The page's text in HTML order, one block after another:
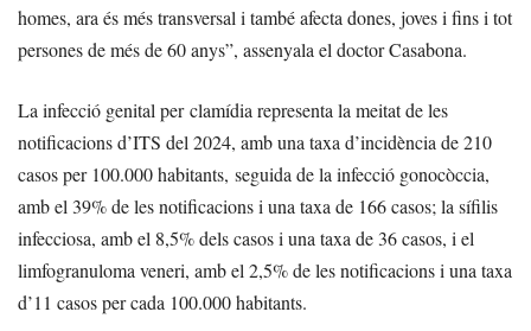
homes, ara és més transversal i també afecta dones, joves i fins i tot
persones de més de 60 anys”, assenyala el doctor Casabona.
La infecció genital per clamídia representa la meitat de les
notificacions d’ITS del 2024, amb una taxa d’incidència de 210
casos per 100.000 habitants, seguida de la infecció gonocòccia,
amb el 39% de les notificacions i una taxa de 166 casos; la sífilis
infecciosa, amb el 8,5% dels casos i una taxa de 36 casos, i el
limfogranuloma veneri, amb el 2,5% de les notificacions i una taxa
d’11 casos per cada 100.000 habitants.